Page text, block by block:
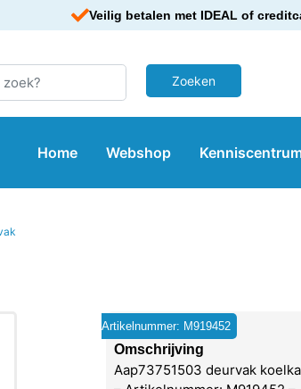
Veilig betalen met IDEAL of
Home Webshop
Artikelnummer: M919452
Omschrijving
Aap73751503 deurvak